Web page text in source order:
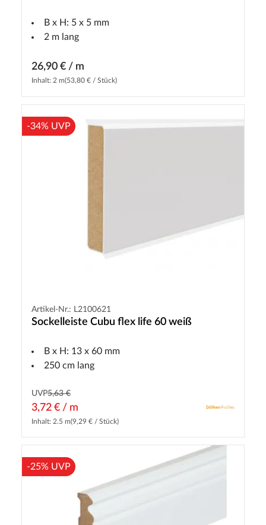
B x H: 5 x 5 mm
2 m lang
26,90 € / m
Inhalt: 2 m(53,80 € / Stück)
-34% UVP
Artikel-Nr.: L2100621
Sockelleiste Cubu flex life 60 weiß
B x H: 13 x 60 mm
250 cm lang
UVP5,63 €
3,72 € / m
Inhalt: 2.5 m(9,29 € / Stück)
-25% UVP